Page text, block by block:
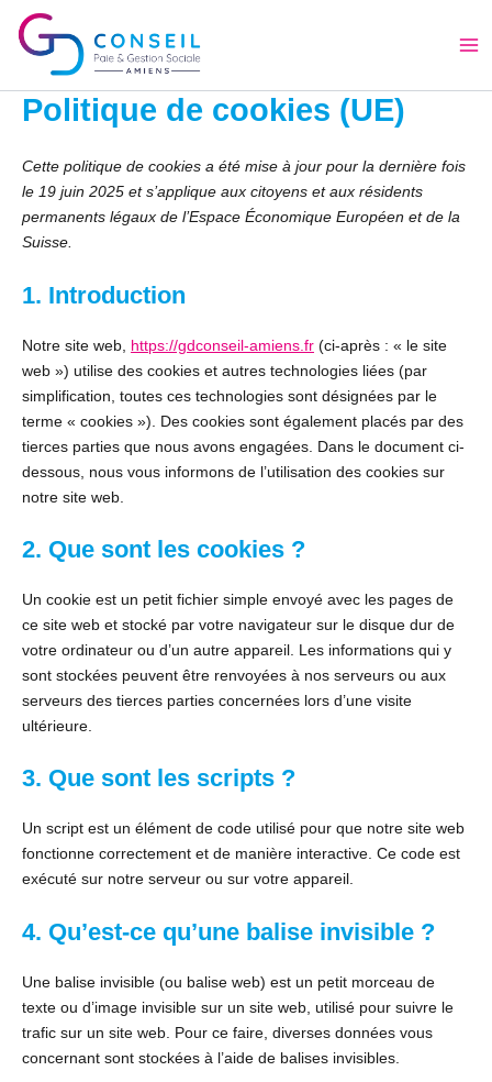
Aller
Politique de cookies (UE)
Cette politique de cookies a été mise à jour pour la dernière fois
le 19 juin 2025 et s’applique aux citoyens et aux résidents
permanents légaux de l’Espace Économique Européen et de la
Suisse.
1. Introduction
Notre site web, https://gdconseil-amiens.fr (ci-après : « le site
web ») utilise des cookies et autres technologies liées (par
simplification, toutes ces technologies sont désignées par le
terme « cookies »). Des cookies sont également placés par des
tierces parties que nous avons engagées. Dans le document ci-
dessous, nous vous informons de l’utilisation des cookies sur
notre site web.
2. Que sont les cookies ?
Un cookie est un petit fichier simple envoyé avec les pages de
ce site web et stocké par votre navigateur sur le disque dur de
votre ordinateur ou d’un autre appareil. Les informations qui y
sont stockées peuvent être renvoyées à nos serveurs ou aux
serveurs des tierces parties concernées lors d’une visite
ultérieure.
3. Que sont les scripts ?
Un script est un élément de code utilisé pour que notre site web
fonctionne correctement et de manière interactive. Ce code est
exécuté sur notre serveur ou sur votre appareil.
4. Qu’est-ce qu’une balise invisible ?
Une balise invisible (ou balise web) est un petit morceau de
texte ou d’image invisible sur un site web, utilisé pour suivre le
trafic sur un site web. Pour ce faire, diverses données vous
concernant sont stockées à l’aide de balises invisibles.
recaptcha
fonts